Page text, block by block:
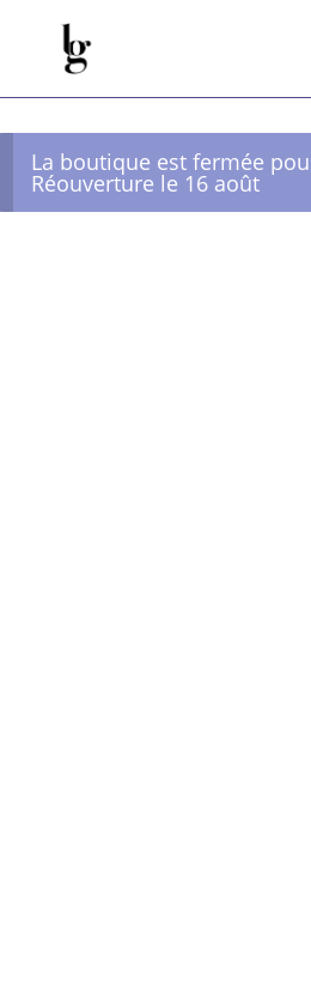
La boutique est fermée
Réouverture le 16 août